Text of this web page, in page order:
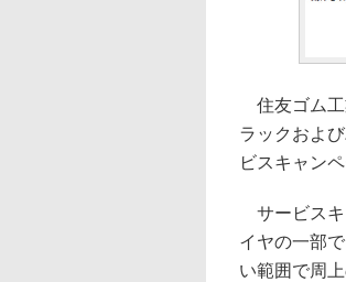
住友ゴム工
ラックおよ
ビスキャン
サービスキ
イヤの一部
い範囲で周